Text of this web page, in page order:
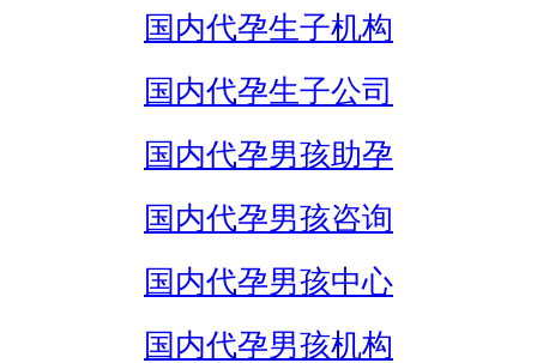
国内代孕生子机构
国内代孕生子公司
国内代孕男孩助孕
国内代孕男孩咨询
国内代孕男孩中心
国内代孕男孩机构